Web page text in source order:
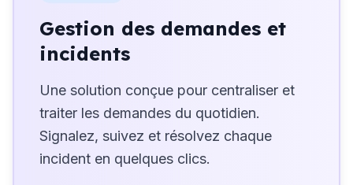
Gestion des demandes et
incidents
Une solution conçue pour centraliser et
traiter les demandes du quotidien.
Signalez, suivez et résolvez chaque
incident en quelques clics.